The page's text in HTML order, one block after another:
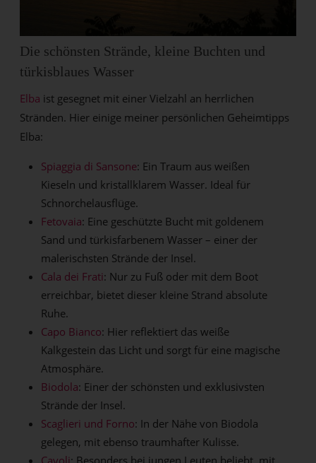
Die schönsten Strände, kleine Buchten und
türkisblaues Wasser
Elba ist gesegnet mit einer Vielzahl an herrlichen
Stränden. Hier einige meiner persönlichen Geheimtipps
Elba:
Spiaggia di Sansone: Ein Traum aus weißen
Kieseln und kristallklarem Wasser. Ideal für
Schnorchelausflüge.
Fetovaia: Eine geschützte Bucht mit goldenem
Sand und türkisfarbenem Wasser – einer der
malerischsten Strände der Insel.
Cala dei Frati: Nur zu Fuß oder mit dem Boot
erreichbar, bietet dieser kleine Strand absolute
Ruhe.
Capo Bianco: Hier reflektiert das weiße
Kalkgestein das Licht und sorgt für eine magische
Atmosphäre.
Biodola: Einer der schönsten und exklusivsten
Strände der Insel.
Scaglieri und Forno: In der Nähe von Biodola
gelegen, mit ebenso traumhafter Kulisse.